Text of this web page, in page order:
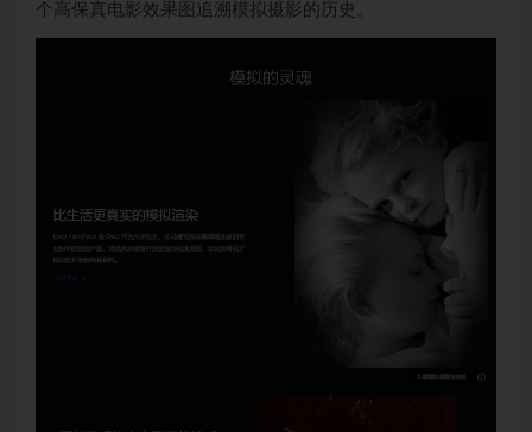
个高保真电影效果图追溯模拟摄影的历史。